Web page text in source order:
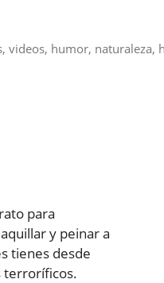
videos, humor, naturaleza,
para
y peinar a
tienes desde
terroríficos.